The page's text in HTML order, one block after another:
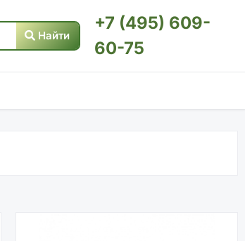
Найти
+7 (495) 609-
60-75